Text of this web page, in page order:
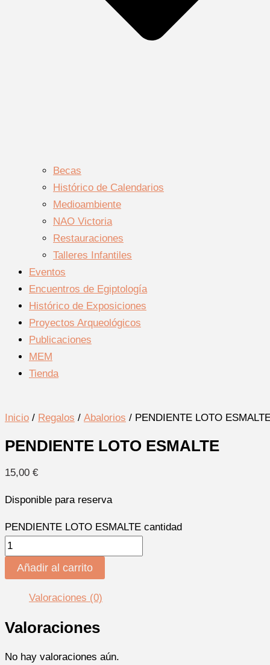
Becas
Histórico de Calendarios
Medioambiente
NAO Victoria
Restauraciones
Talleres Infantiles
Eventos
Encuentros de Egiptología
Histórico de Exposiciones
Proyectos Arqueológicos
Publicaciones
MEM
Tienda
Inicio / Regalos / Abalorios / PENDIENTE LOTO
PENDIENTE LOTO ESMALTE
15,00 €
Disponible para reserva
PENDIENTE LOTO ESMALTE cantidad
Añadir al carrito
Valoraciones (0)
Valoraciones
No hay valoraciones aún.